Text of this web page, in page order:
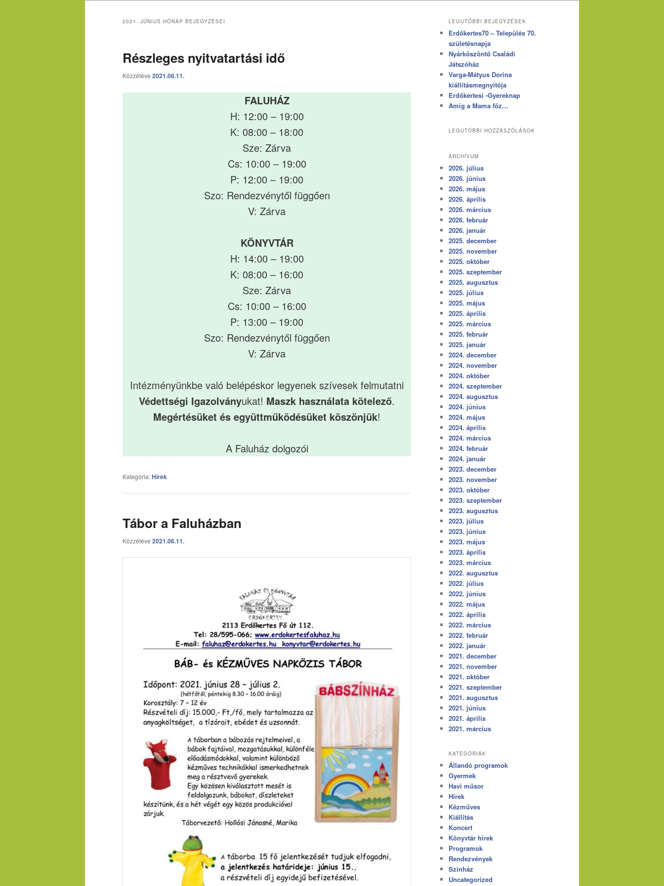
2021. JÚNIUS HÓNAP BEJEGYZÉSEI
Részleges nyitvatartási idő
Közzétéve 2021.06.11.
FALUHÁZ
H: 12:00 – 19:00
K: 08:00 – 18:00
Sze: Zárva
Cs: 10:00 – 19:00
P: 12:00 – 19:00
Szo: Rendezvénytől függően
V: Zárva
KÖNYVTÁR
H: 14:00 – 19:00
K: 08:00 – 16:00
Sze: Zárva
Cs: 10:00 – 16:00
P: 13:00 – 19:00
Szo: Rendezvénytől függően
V: Zárva
Intézményünkbe való belépéskor legyenek szívesek felmutatni
Védettségi Igazolványukat! Maszk használata kötelező.
Megértésüket és együttműködésüket köszönjük!
A Faluház dolgozói
Kategória:Hírek
Tábor a Faluházban
Közzétéve 2021.06.11.
LEGUTÓBBI BEJEGYZÉSEK
Erdőkertes70 – Település 70.
születésnapja
Nyárköszöntő Családi
Játszóház
Varga-Mátyus Dorina
kiállításmegnyitója
Erdőkertesi -Gyereknap
Amíg a Mama főz…
LEGUTÓBBI HOZZÁSZÓLÁSOK
ARCHÍVUM
2026. július
2026. június
2026. május
2026. április
2026. március
2026. február
2026. január
2025. december
2025. november
2025. október
2025. szeptember
2025. augusztus
2025. július
2025. május
2025. április
2025. március
2025. február
2025. január
2024. december
2024. november
2024. október
2024. szeptember
2024. augusztus
2024. június
2024. május
2024. április
2024. március
2024. február
2024. január
2023. december
2023. november
2023. október
2023. szeptember
2023. augusztus
2023. július
2023. június
2023. május
2023. április
2023. március
2022. augusztus
2022. július
2022. június
2022. május
2022. április
2022. március
2022. február
2022. január
2021. december
2021. november
2021. október
2021. szeptember
2021. augusztus
2021. június
2021. április
2021. március
KATEGÓRIÁK
Állandó programok
Gyermek
Havi műsor
Hírek
Kézműves
Kiállítás
Koncert
Könyvtár hírek
Programok
Rendezvények
Színház
Uncategorized